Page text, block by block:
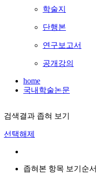
학술지
단행본
연구보고서
공개강의
home
국내학술논문
검색결과 좁혀 보기
선택해제
좁혀본 항목 보기순서